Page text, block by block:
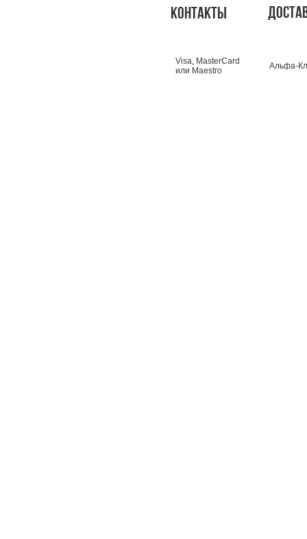
контакты
Visa, MasterCard
или Maestro
Альфа-